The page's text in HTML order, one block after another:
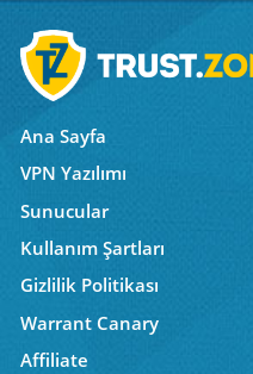
Ana Sayfa
VPN Yazılımı
Sunucular
Kullanım Şartları
Gizlilik Politikası
Warrant Canary
Affiliate